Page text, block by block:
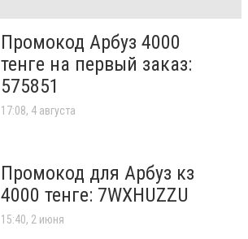
Промокод Арбуз 4000
тенге на первый заказ:
575851
17:08, 4 августа
Промокод для Арбуз кз
4000 тенге: 7WXHUZZU
15:40, 2 июня